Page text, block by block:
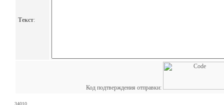
Текст:
Код подтверждения отправки:
34010